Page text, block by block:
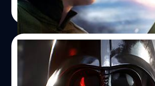
คอนโซลและ PC วันที่ 3 พฤศจิกายนนี้
https://www.youtube.com/
https://www.youtube.com/
ด้วยเกมวิ่งสู้ฟัด Mirror’s Edge ที่จะกลับ
มองบุคคลที่ 1 สิ่งที่เพิ่มมากในภาคนี้คือเ
World กำหนดออก 23 กุมภาพันธ์ ปีหน้
ตำนานสงครามแห่งดวงดาว Star Wars
Read More
02/05/2015
เตรียมเครื่องร้อนเกม Star
Battlefront ภาคใหม่จะรีดพลั